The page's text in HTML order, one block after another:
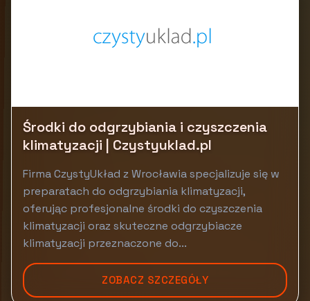
Środki do odgrzybiania i czyszczenia
klimatyzacji | Czystyuklad.pl
Firma CzystyUkład z Wrocławia specjalizuje się w
preparatach do odgrzybiania klimatyzacji,
oferując profesjonalne środki do czyszczenia
klimatyzacji oraz skuteczne odgrzybiacze
klimatyzacji przeznaczone do...
ZOBACZ SZCZEGÓŁY